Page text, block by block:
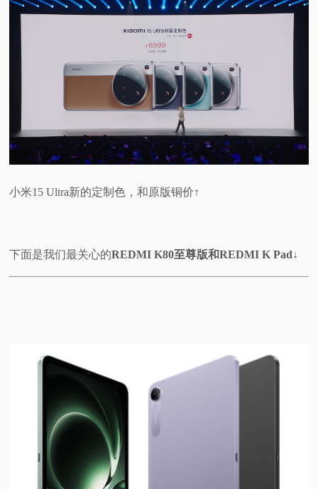
小米15 Ultra新的定制色，和原版铜价↑
下面是我们最关心的REDMI K80至尊版和REDMI K Pad↓